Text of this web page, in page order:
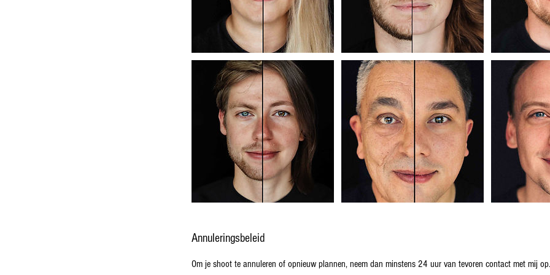
Annuleringsbeleid
Om je shoot te annuleren of opnieuw plannen, neem dan minstens 24 uur van tevoren contact met mij op.